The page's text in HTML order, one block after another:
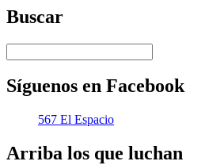
Buscar
Síguenos en Facebook
567 El Espacio
Arriba los que luchan